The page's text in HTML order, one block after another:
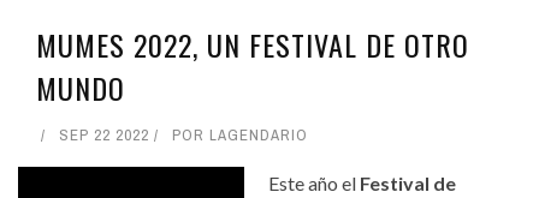
MUMES 2022, UN FESTIVAL DE OTRO
MUNDO
SEP 22 2022 POR LAGENDARIO
Este año el Festival de